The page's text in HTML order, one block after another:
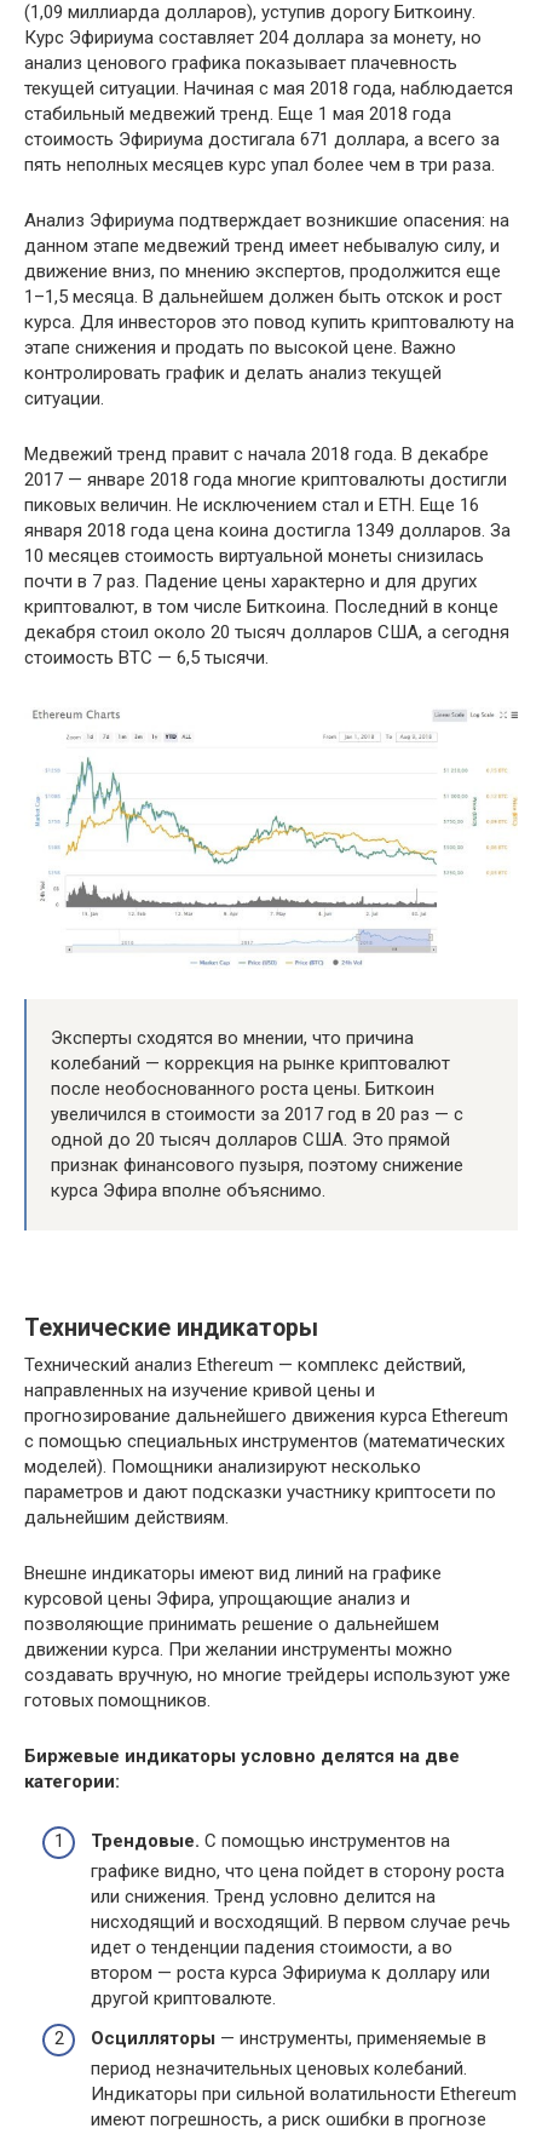
(1,09 миллиарда долларов), уступив дорогу Биткоину.
Курс Эфириума составляет 204 доллара за монету, но
анализ ценового графика показывает плачевность
текущей ситуации. Начиная с мая 2018 года, наблюдается
стабильный медвежий тренд. Еще 1 мая 2018 года
стоимость Эфириума достигала 671 доллара, а всего за
пять неполных месяцев курс упал более чем в три раза.
Анализ Эфириума подтверждает возникшие опасения: на
данном этапе медвежий тренд имеет небывалую силу, и
движение вниз, по мнению экспертов, продолжится еще
1–1,5 месяца. В дальнейшем должен быть отскок и рост
курса. Для инвесторов это повод купить криптовалюту на
этапе снижения и продать по высокой цене. Важно
контролировать график и делать анализ текущей
ситуации.
Медвежий тренд правит с начала 2018 года. В декабре
2017 — январе 2018 года многие криптовалюты достигли
пиковых величин. Не исключением стал и ETH. Еще 16
января 2018 года цена коина достигла 1349 долларов. За
10 месяцев стоимость виртуальной монеты снизилась
почти в 7 раз. Падение цены характерно и для других
криптовалют, в том числе Биткоина. Последний в конце
декабря стоил около 20 тысяч долларов США, а сегодня
стоимость BTC — 6,5 тысячи.
Эксперты сходятся во мнении, что причина
колебаний — коррекция на рынке криптовалют
после необоснованного роста цены. Биткоин
увеличился в стоимости за 2017 год в 20 раз — с
одной до 20 тысяч долларов США. Это прямой
признак финансового пузыря, поэтому снижение
курса Эфира вполне объяснимо.
Технические индикаторы
Технический анализ Ethereum — комплекс действий,
направленных на изучение кривой цены и
прогнозирование дальнейшего движения курса Ethereum
с помощью специальных инструментов (математических
моделей). Помощники анализируют несколько
параметров и дают подсказки участнику криптосети по
дальнейшим действиям.
Внешне индикаторы имеют вид линий на графике
курсовой цены Эфира, упрощающие анализ и
позволяющие принимать решение о дальнейшем
движении курса. При желании инструменты можно
создавать вручную, но многие трейдеры используют уже
готовых помощников.
Биржевые индикаторы условно делятся на две
категории:
Трендовые. С помощью инструментов на
графике видно, что цена пойдет в сторону роста
или снижения. Тренд условно делится на
нисходящий и восходящий. В первом случае речь
идет о тенденции падения стоимости, а во
втором — роста курса Эфириума к доллару или
другой криптовалюте.
Осцилляторы — инструменты, применяемые в
период незначительных ценовых колебаний.
Индикаторы при сильной волатильности Ethereum
имеют погрешность, а риск ошибки в прогнозе